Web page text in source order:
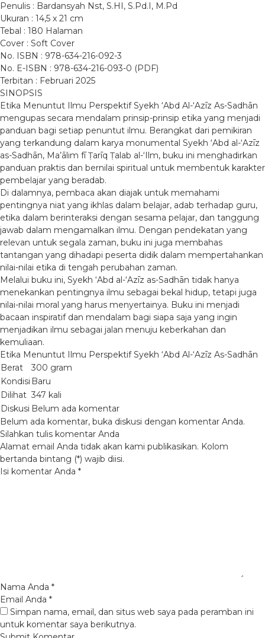
Penulis : Bardansyah Nst, S.HI, S.Pd.I, M.Pd
Ukuran : 14,5 x 21 cm
Tebal : 180 Halaman
Cover : Soft Cover
No. ISBN : 978-634-216-092-3
No. E-ISBN : 978-634-216-093-0 (PDF)
Terbitan : Februari 2025
SINOPSIS
Etika Menuntut Ilmu Perspektif Syekh ‘Abd Al-‘Azīz As-Sadhān
mengupas secara mendalam prinsip-prinsip etika yang menjadi
panduan bagi setiap penuntut ilmu. Berangkat dari pemikiran
yang terkandung dalam karya monumental Syekh ‘Abd al-‘Azīz
as-Sadhān, Ma’ālim fī Ṭarīq Ṭalab al-‘Ilm, buku ini menghadirkan
panduan praktis dan bernilai spiritual untuk membentuk karakter
pembelajar yang beradab.
Di dalamnya, pembaca akan diajak untuk memahami
pentingnya niat yang ikhlas dalam belajar, adab terhadap guru,
etika dalam berinteraksi dengan sesama pelajar, dan tanggung
jawab dalam mengamalkan ilmu. Dengan pendekatan yang
relevan untuk segala zaman, buku ini juga membahas
tantangan yang dihadapi peserta didik dalam mempertahankan
nilai-nilai etika di tengah perubahan zaman.
Melalui buku ini, Syekh ‘Abd al-‘Azīz as-Sadhān tidak hanya
menekankan pentingnya ilmu sebagai bekal hidup, tetapi juga
nilai-nilai moral yang harus menyertainya. Buku ini menjadi
bacaan inspiratif dan mendalam bagi siapa saja yang ingin
menjadikan ilmu sebagai jalan menuju keberkahan dan
kemuliaan.
Etika Menuntut Ilmu Perspektif Syekh ‘Abd Al-‘Azīz As-Sadhān
Berat
300 gram
Kondisi Baru
Dilihat 347 kali
Diskusi Belum ada komentar
Belum ada komentar, buka diskusi dengan komentar Anda.
Silahkan tulis komentar Anda
Alamat email Anda tidak akan kami publikasikan. Kolom
bertanda bintang (*) wajib diisi.
Isi komentar Anda *
Nama Anda *
Email Anda *
Simpan nama, email, dan situs web saya pada peramban ini
untuk komentar saya berikutnya.